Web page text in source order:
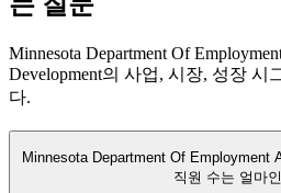
Minnesota Department Of
Development의 사업, 시장, 성장 시
다.
Minnesota Department Of Employment
직원 수는 얼마